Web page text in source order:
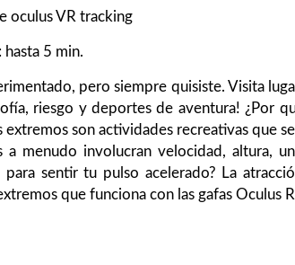
oculus VR tracking
hasta 5 min.
pero siempre quisiste. Visita
riesgo y deportes de aventura! ¿Por
extremos son actividades recreativas que
a menudo involucran velocidad, altura,
sentir tu pulso acelerado? La
que funciona con las gafas Oculus